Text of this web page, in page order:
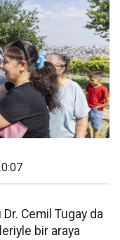
Cemil Tugay da
bir araya